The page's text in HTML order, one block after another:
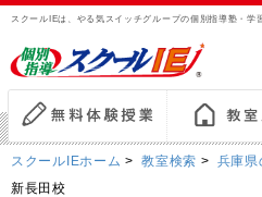
スクールIEは、やる気スイッチグループの個別指導塾・学
スクールIEホーム > 教室検索 > 兵庫県
新長田校